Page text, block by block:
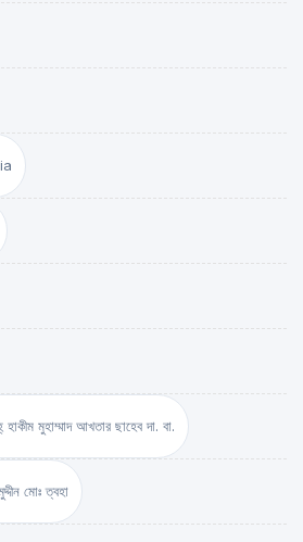
মুহাম্মাদ আখতার ছাহেব দা. বা.
মোঃ ত্বহা